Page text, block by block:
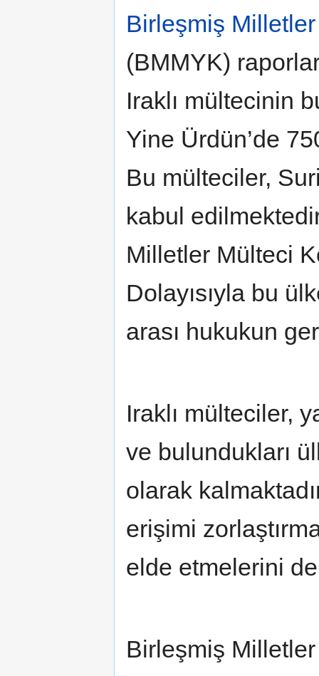
Birleşmiş
(BMMYK)
Iraklı mültecinin
Yine Ürdün’de
Bu mülteciler,
kabul
Milletler Mülteci
Dolayısıyla bu
arası hukukun
Iraklı mülteciler,
ve bulundukları
olarak
erişimi
elde etmelerini de
Birleşmiş